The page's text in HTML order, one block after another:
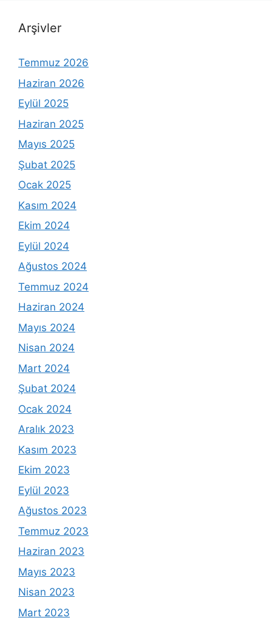
Arşivler
Temmuz 2026
Haziran 2026
Eylül 2025
Haziran 2025
Mayıs 2025
Şubat 2025
Ocak 2025
Kasım 2024
Ekim 2024
Eylül 2024
Ağustos 2024
Temmuz 2024
Haziran 2024
Mayıs 2024
Nisan 2024
Mart 2024
Şubat 2024
Ocak 2024
Aralık 2023
Kasım 2023
Ekim 2023
Eylül 2023
Ağustos 2023
Temmuz 2023
Haziran 2023
Mayıs 2023
Nisan 2023
Mart 2023